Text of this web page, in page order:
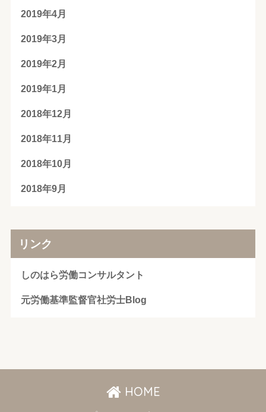
2019年4月
2019年3月
2019年2月
2019年1月
2018年12月
2018年11月
2018年10月
2018年9月
リンク
しのはら労働コンサルタント
元労働基準監督官社労士Blog
HOME